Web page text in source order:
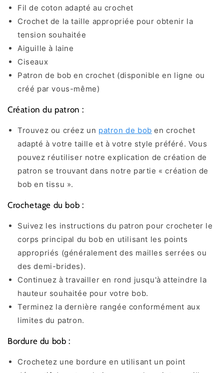
Fil de coton adapté au crochet
Crochet de la taille appropriée pour obtenir la
tension souhaitée
Aiguille à laine
Ciseaux
Patron de bob en crochet (disponible en ligne ou
créé par vous-même)
Création du patron :
Trouvez ou créez un patron de bob en crochet
adapté à votre taille et à votre style préféré. Vous
pouvez réutiliser notre explication de création de
patron se trouvant dans notre partie « création de
bob en tissu ».
Crochetage du bob :
Suivez les instructions du patron pour crocheter le
corps principal du bob en utilisant les points
appropriés (généralement des mailles serrées ou
des demi-brides).
Continuez à travailler en rond jusqu'à atteindre la
hauteur souhaitée pour votre bob.
Terminez la dernière rangée conformément aux
limites du patron.
Bordure du bob :
Crochetez une bordure en utilisant un point